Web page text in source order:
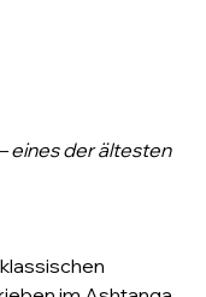
eines der ältesten